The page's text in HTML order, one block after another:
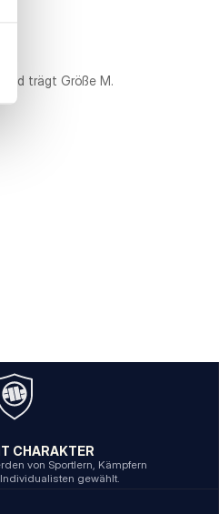
und trägt Größe M.
CHARAKTER
von Sportlern, Kämpfern
gewählt.